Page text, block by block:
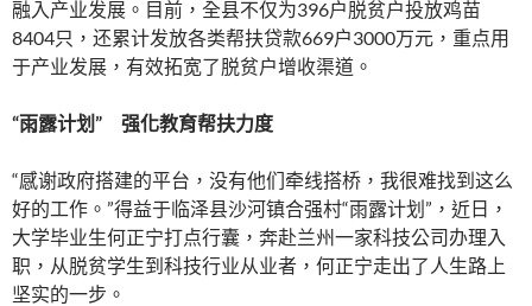
融入产业发展。目前，全县不仅为396户脱贫户投放鸡苗
8404只，还累计发放各类帮扶贷款669户3000万元，重点用
于产业发展，有效拓宽了脱贫户增收渠道。
“雨露计划” 强化教育帮扶力度
“感谢政府搭建的平台，没有他们牵线搭桥，我很难找到这么
好的工作。”得益于临泽县沙河镇合强村“雨露计划”，近日，
大学毕业生何正宁打点行囊，奔赴兰州一家科技公司办理入
职，从脱贫学生到科技行业从业者，何正宁走出了人生路上
坚实的一步。